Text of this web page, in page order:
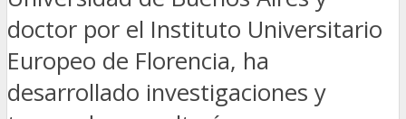
doctor por el Instituto Universitario
Europeo de Florencia, ha
desarrollado investigaciones y